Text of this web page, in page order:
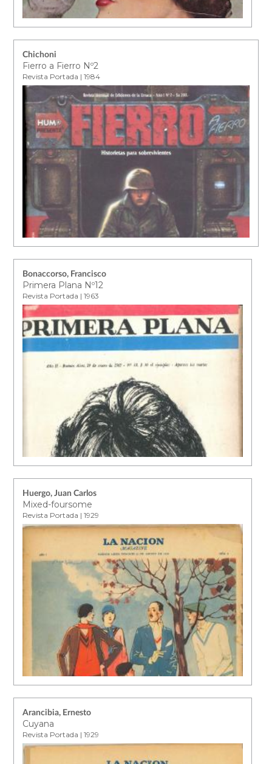
Chichoni
Fierro a Fierro Nº2
Revista Portada | 1984
Bonaccorso, Francisco
Primera Plana Nº12
Revista Portada | 1963
Huergo, Juan Carlos
Mixed-foursome
Revista Portada | 1929
Arancibia, Ernesto
Cuyana
Revista Portada | 1929